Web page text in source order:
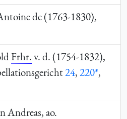
de (1763-1830),
Frhr.v. d. (1754-1832),
24,220*,
Andreas,ao.